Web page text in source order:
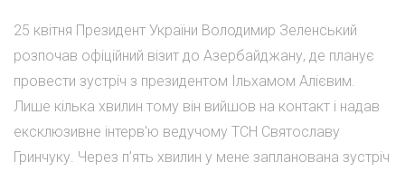
25 квітня Президент України Володимир Зеленський
розпочав офіційний візит до Азербайджану, де планує
провести зустріч з президентом Ільхамом Алієвим.
Лише кілька хвилин тому він вийшов на контакт і надав
ексклюзивне інтерв'ю ведучому ТСН Святославу
Гринчуку. Через п’ять хвилин у мене запланована зустріч